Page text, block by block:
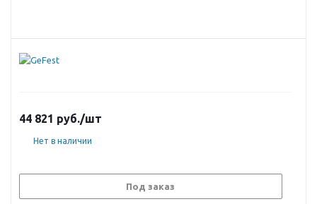
44 821 руб./шт
Нет в наличии
Под заказ